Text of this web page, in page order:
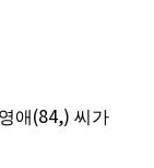
애 (84,)씨가